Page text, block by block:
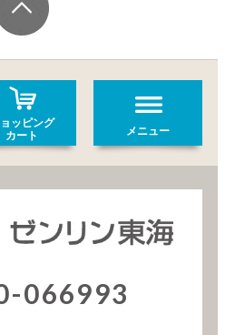
ッピング
カート
メニュー
066993